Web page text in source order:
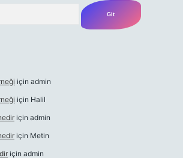
için admin
için Halil
için admin
için Metin
için admin